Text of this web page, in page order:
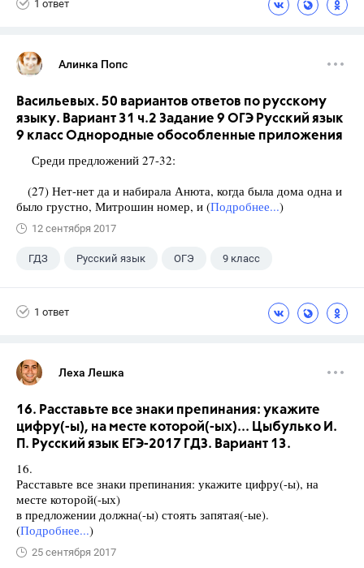
1 ответ
Алинка Попс
Васильевых. 50 вариантов ответов по русскому
языку. Вариант 31 ч.2 Задание 9 ОГЭ Русский язык
9 класс Однородные обособленные приложения
Среди предложений 27-32:
(27) Нет-нет да и набирала Анюта, когда была дома одна и
было грустно, Митрошин номер, и (Подробнее...)
12 сентября 2017
ГДЗ Русский язык ОГЭ 9 класс
1 ответ
Леха Лешка
16. Расставьте все знаки препинания: укажите
цифру(-ы), на месте которой(-ых)... Цыбулько И.
П. Русский язык ЕГЭ-2017 ГДЗ. Вариант 13.
16.
Расставьте все знаки препинания: укажите цифру(-ы), на
месте которой(-ых)
в предложении должна(-ы) стоять запятая(-ые).
(Подробнее...)
25 сентября 2017